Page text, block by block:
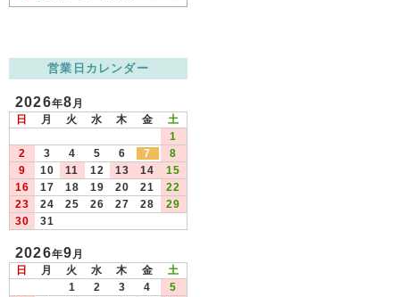
営業日カレンダー
2026年8月
日
月 火 水 木 金
土
1
2
3 4 5 6 7
8
9
10 11 12 13 14
15
16
17 18 19 20 21
22
23
24 25 26 27 28
29
30
31
2026年9月
日
月 火 水 木 金
土
1
2 3 4
5